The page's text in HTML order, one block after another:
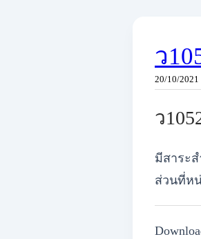
ว
20/10/2021
ว
มีสาระ
ส่วนที่ห